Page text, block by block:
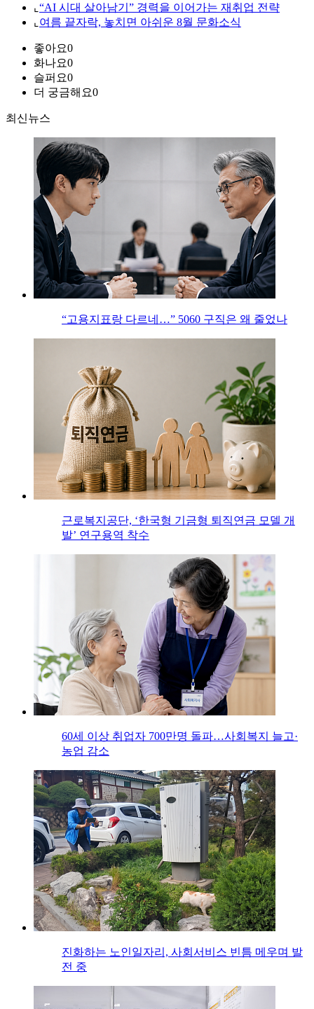
⌞ “AI 시대 살아남기” 경력을 이어가는 재취업 전략
⌞ 여름 끝자락, 놓치면 아쉬운 8월 문화소식
좋아요0
화나요0
슬퍼요0
더 궁금해요0
최신뉴스
“고용지표랑 다르네…” 5060 구직은 왜 줄었나
근로복지공단, ‘한국형 기금형 퇴직연금 모델 개
발’ 연구용역 착수
60세 이상 취업자 700만명 돌파…사회복지 늘고·
농업 감소
진화하는 노인일자리, 사회서비스 빈틈 메우며 발
전 중